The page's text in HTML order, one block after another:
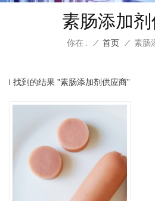
素肠添加
你在 : / 首页 / 素肠
1 找到的结果 "素肠添加剂供应商"